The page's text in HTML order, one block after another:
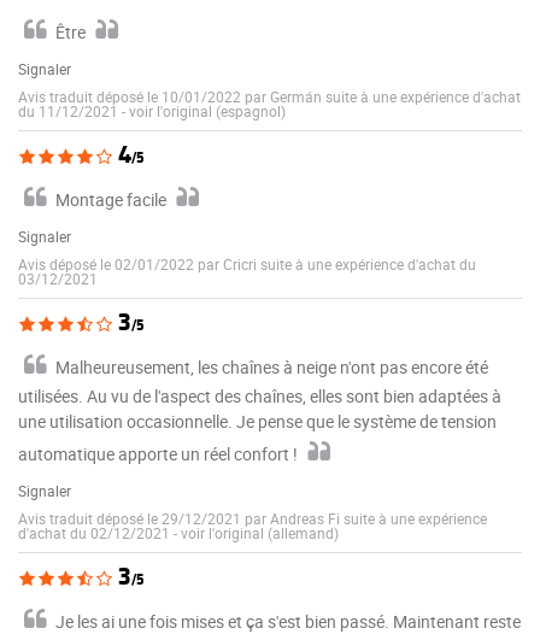
Être
Signaler
Avis traduit déposé le 10/01/2022 par Germán suite à une expérience d'achat
du 11/12/2021 -voir l'original (espagnol)
4/5
Montage facile
Signaler
Avis déposé le 02/01/2022 par Cricri suite à une expérience d'achat du
03/12/2021
3/5
Malheureusement, les chaînes à neige n'ont pas encore été
utilisées. Au vu de l'aspect des chaînes, elles sont bien adaptées à
une utilisation occasionnelle. Je pense que le système de tension
automatique apporte un réel confort !
Signaler
Avis traduit déposé le 29/12/2021 par Andreas Fi suite à une expérience
d'achat du 02/12/2021 -voir l'original (allemand)
3/5
Je les ai une fois mises et ça s'est bien passé. Maintenant reste